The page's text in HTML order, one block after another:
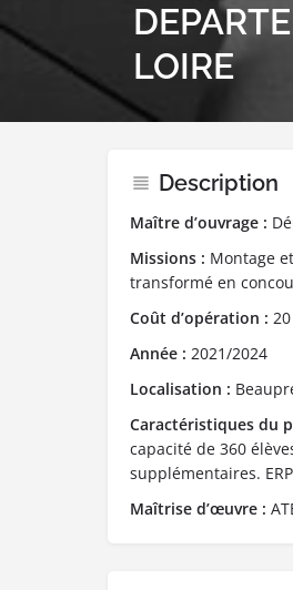
LOIRE
Description
Maître d’ouvrage :
Missions : Montage
transformé en
Coût d’opération :
Année : 2021/2024
Localisation :
Caractéristiques du
capacité de 360
supplémentaires.
Maîtrise d’œuvre :